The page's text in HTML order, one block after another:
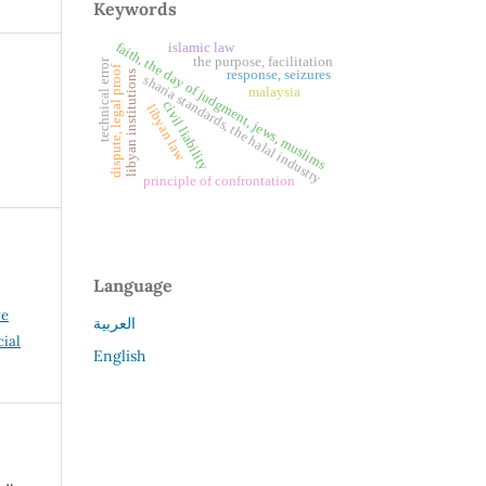
Keywords
faith, the day of judgment, jews, muslims
malaysia
sharia standards, the halal industry
libyan institutions
the purpose, facilitation
islamic law
principle of confrontation
civil liability
response, seizures
libyan law
dispute, legal proof
technical error
Language
العربية
English